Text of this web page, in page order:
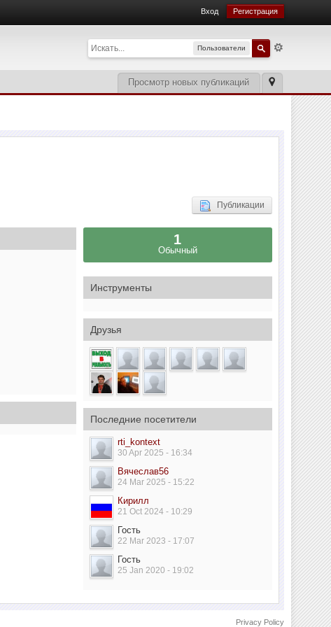
Вход Регистрация
Пользователи
Просмотр новых публикаций
Публикации
1
Обычный
Инструменты
Друзья
Последние посетители
rti_kontext
30 Apr 2025 - 16:34
Вячеслав56
24 Mar 2025 - 15:22
Кирилл
21 Oct 2024 - 10:29
Гость
22 Mar 2023 - 17:07
Гость
25 Jan 2020 - 19:02
Privacy Policy